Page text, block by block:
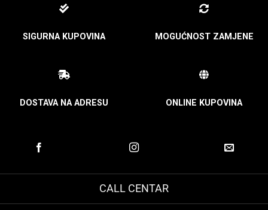
SIGURNA KUPOVINA MOGUĆNOST ZAMJENE
DOSTAVA NA ADRESU ONLINE KUPOVINA
CALL CENTAR